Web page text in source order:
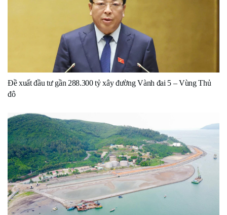
Đề xuất đầu tư gần 288.300 tỷ xây đường Vành đai 5 – Vùng Thủ
đô